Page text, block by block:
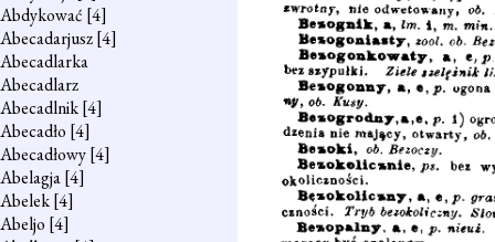
Abdykować [4]
Abecadarjusz[4]
Abecadlarka
Abecadlarz
Abecadlnik[4]
Abecadło [4]
Abecadłowy[4]
Abelagja[4]
Abelek[4]
Abeljo [4]